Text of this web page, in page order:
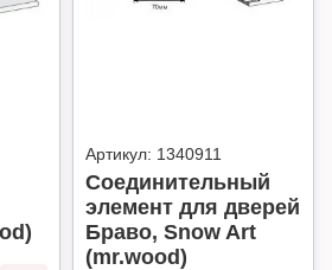
Артикул: 1340911
Соединительный
элемент для дверей
Браво, Snow Art
(mr.wood)